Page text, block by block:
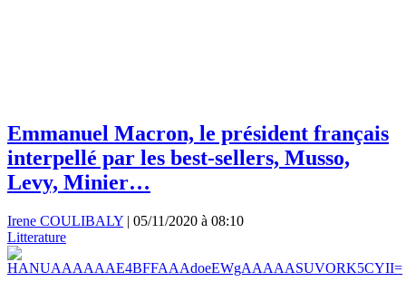
Emmanuel Macron, le président français
interpellé par les best-sellers, Musso,
Levy, Minier…
Irene COULIBALY | 05/11/2020 à 08:10
Litterature